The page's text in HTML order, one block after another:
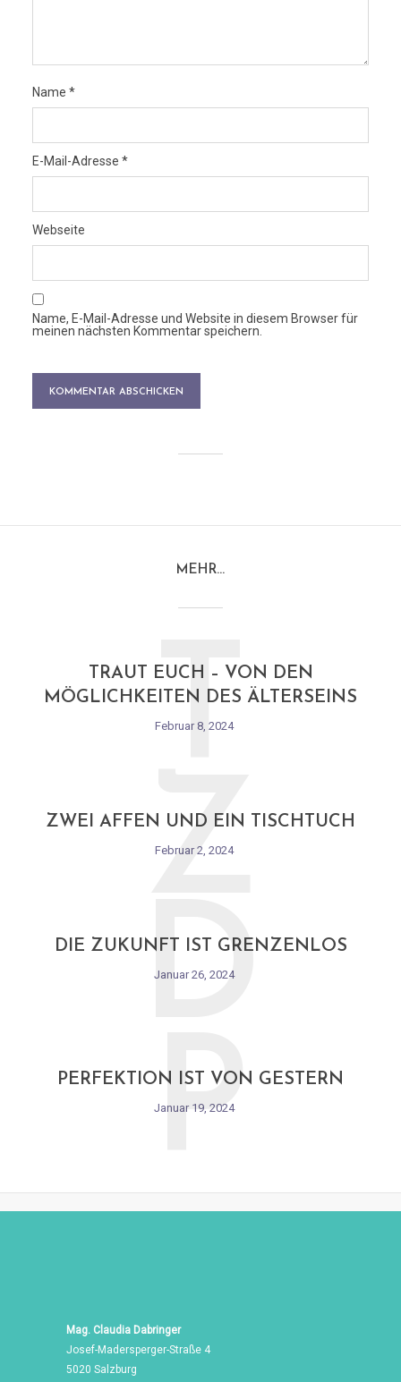
Name *
E-Mail-Adresse *
Webseite
Name, E-Mail-Adresse und Website in diesem Browser für
meinen nächsten Kommentar speichern.
MEHR…
TRAUT EUCH – VON DEN
MÖGLICHKEITEN DES ÄLTERSEINS
Februar 8, 2024
T
ZWEI AFFEN UND EIN TISCHTUCH
Februar 2, 2024
Z
DIE ZUKUNFT IST GRENZENLOS
Januar 26, 2024
D
PERFEKTION IST VON GESTERN
Januar 19, 2024
P
Mag. Claudia Dabringer
Josef-Madersperger-Straße 4
5020 Salzburg